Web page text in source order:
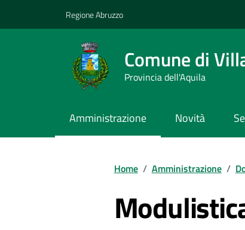
Regione Abruzzo
Comune di
Provincia dell'Aquila
Amministrazione Novità
Home / Amministrazione /